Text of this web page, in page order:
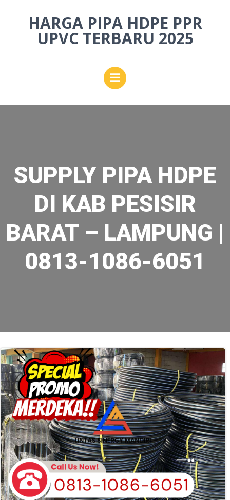
to
content
HARGA PIPA HDPE PPR
UPVC TERBARU 2025
SUPPLY PIPA HDPE
DI KAB PESISIR
BARAT – LAMPUNG |
0813-1086-6051